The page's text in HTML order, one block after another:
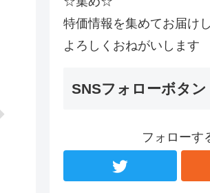
特価情報を集めてお届け
よろしくおねがいします
SNSフォローボタン
フォローす